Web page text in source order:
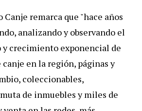
Canje remarca que "hace años
analizando y observando el
crecimiento exponencial de
en la región, páginas y
coleccionables,
de inmuebles y miles de